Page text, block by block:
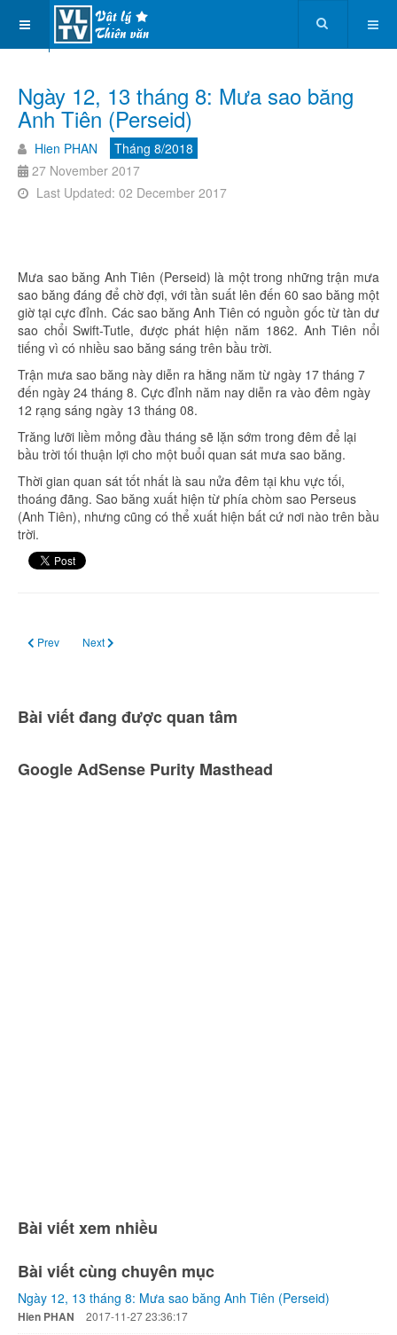
Ngày 12, 13 tháng 8: Mưa sao băng
Anh Tiên (Perseid)
Hien PHAN
Tháng 8/2018
27 November 2017
Last Updated: 02 December 2017
Mưa sao băng Anh Tiên (Perseid) là một trong những trận mưa
sao băng đáng để chờ đợi, với tần suất lên đến 60 sao băng một
giờ tại cực đỉnh. Các sao băng Anh Tiên có nguồn gốc từ tàn dư
sao chổi Swift-Tutle, được phát hiện năm 1862. Anh Tiên nổi
tiếng vì có nhiều sao băng sáng trên bầu trời.
Trận mưa sao băng này diễn ra hằng năm từ ngày 17 tháng 7
đến ngày 24 tháng 8. Cực đỉnh năm nay diễn ra vào đêm ngày
12 rạng sáng ngày 13 tháng 08.
Trăng lưỡi liềm mỏng đầu tháng sẽ lặn sớm trong đêm để lại
bầu trời tối thuận lợi cho một buổi quan sát mưa sao băng.
Thời gian quan sát tốt nhất là sau nửa đêm tại khu vực tối,
thoáng đãng. Sao băng xuất hiện từ phía chòm sao Perseus
(Anh Tiên), nhưng cũng có thể xuất hiện bất cứ nơi nào trên bầu
trời.
Previous article: Ngày 11 tháng 8: Nhật thực một phần
Prev Next article: Ngày 17 tháng 8 – Sao Kim ở vị trí ly giác cực đại
Next
Bài viết đang được quan tâm
Google AdSense Purity Masthead
Bài viết xem nhiều
Bài viết cùng chuyên mục
Ngày 12, 13 tháng 8: Mưa sao băng Anh Tiên (Perseid)
Hien PHAN 2017-11-27 23:36:17